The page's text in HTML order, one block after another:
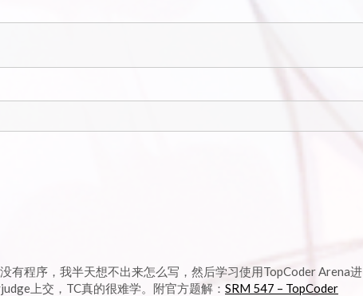
有程序，我半天想不出来怎么写，然后学习使用TopCoder Arena进
上交，TC真的很难学。附官方题解： SRM 547 – TopCoder